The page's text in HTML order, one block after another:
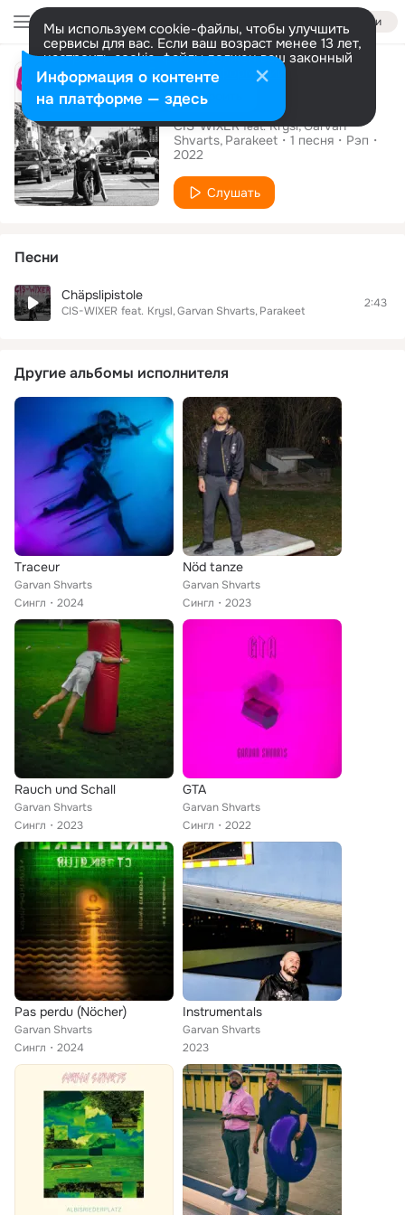
Войти
Мы используем cookie-файлы, чтобы улучшить
сервисы для вас. Если ваш возраст менее 13 лет,
настроить cookie-файлы должен ваш законный
представитель. Больше информации
Разрешить все Настроить
Chäpslipistole
CIS-WIXER feat. Krysl Garvan
Shvarts Parakeet 1 песня
Рэп
2022
Слушать
Песни
Chäpslipistole
CIS-WIXER feat. Krysl Garvan Shvarts Parakeet
2:43
Другие альбомы исполнителя
Traceur
Garvan Shvarts
Сингл
2024
Nöd tanze
Garvan Shvarts
Сингл
2023
Rauch und Schall
Garvan Shvarts
Сингл
2023
GTA
Garvan Shvarts
Сингл
2022
Pas perdu (Nöcher)
Garvan Shvarts
Сингл
2024
Instrumentals
Garvan Shvarts
2023
Информация о контенте
на платформе — здесь